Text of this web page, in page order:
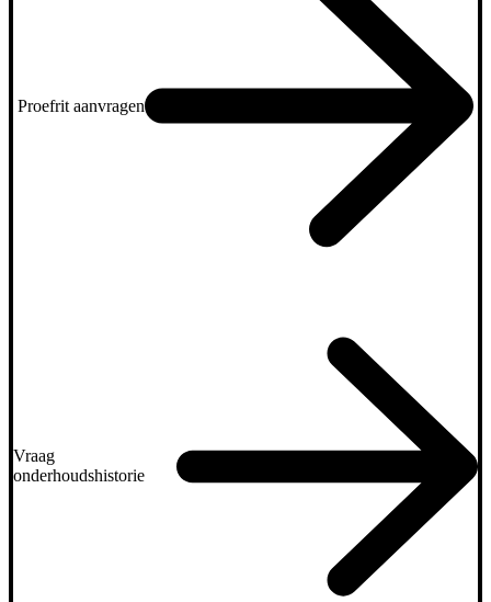
Proefrit aanvragen
Vraag
onderhoudshistorie